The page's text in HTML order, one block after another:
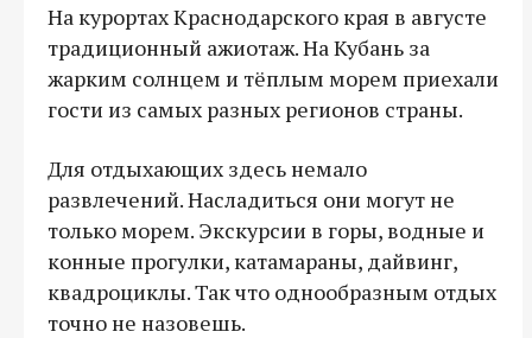
На курортах Краснодарского края в августе
традиционный ажиотаж. На Кубань за
жарким солнцем и тёплым морем приехали
гости из самых разных регионов страны.
Для отдыхающих здесь немало
развлечений. Насладиться они могут не
только морем. Экскурсии в горы, водные и
конные прогулки, катамараны, дайвинг,
квадроциклы. Так что однообразным отдых
точно не назовешь.